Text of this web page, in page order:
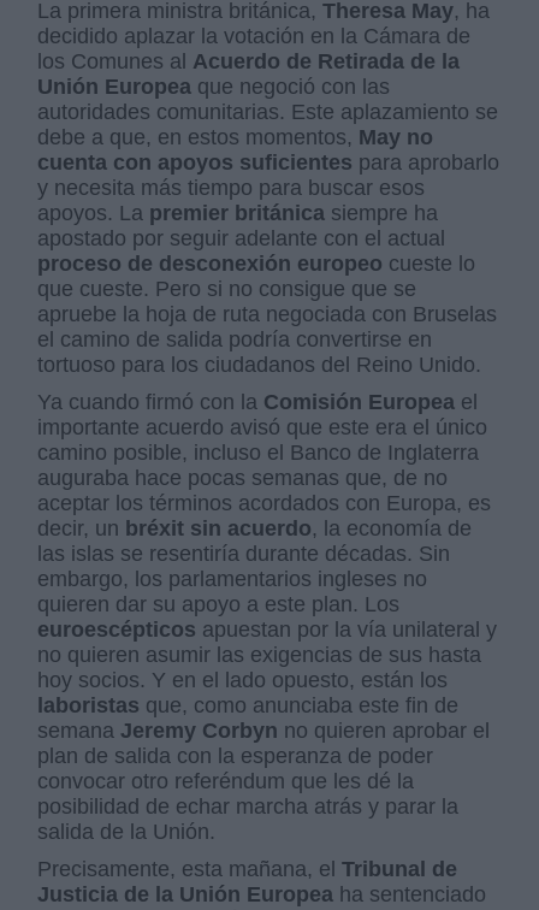
La primera ministra británica, Theresa May, ha
decidido aplazar la votación en la Cámara de
los Comunes al Acuerdo de Retirada de la
Unión Europea que negoció con las
autoridades comunitarias. Este aplazamiento se
debe a que, en estos momentos, May no
cuenta con apoyos suficientes para aprobarlo
y necesita más tiempo para buscar esos
apoyos. La premier británica siempre ha
apostado por seguir adelante con el actual
proceso de desconexión europeo cueste lo
que cueste. Pero si no consigue que se
apruebe la hoja de ruta negociada con Bruselas
el camino de salida podría convertirse en
tortuoso para los ciudadanos del Reino Unido.
Ya cuando firmó con la Comisión Europea el
importante acuerdo avisó que este era el único
camino posible, incluso el Banco de Inglaterra
auguraba hace pocas semanas que, de no
aceptar los términos acordados con Europa, es
decir, un bréxit sin acuerdo, la economía de
las islas se resentiría durante décadas. Sin
embargo, los parlamentarios ingleses no
quieren dar su apoyo a este plan. Los
euroescépticos apuestan por la vía unilateral y
no quieren asumir las exigencias de sus hasta
hoy socios. Y en el lado opuesto, están los
laboristas que, como anunciaba este fin de
semana Jeremy Corbyn no quieren aprobar el
plan de salida con la esperanza de poder
convocar otro referéndum que les dé la
posibilidad de echar marcha atrás y parar la
salida de la Unión.
Precisamente, esta mañana, elTribunal de
Justicia de la Unión Europea ha sentenciado